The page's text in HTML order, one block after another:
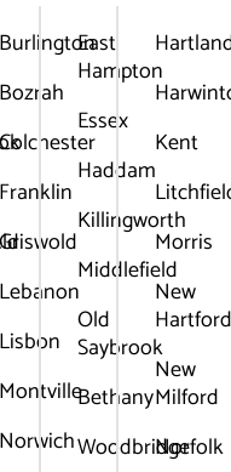
Burlington
Bozrah
Colchester
Franklin
Griswold
Lebanon
Lisbon
Montville
Norwich
East
Hampton
Essex
Haddam
Killingworth
Middlefield
Old
Saybrook
Bethany
Woodbridge
Kent
Morris
New
New
Milford
Norfolk